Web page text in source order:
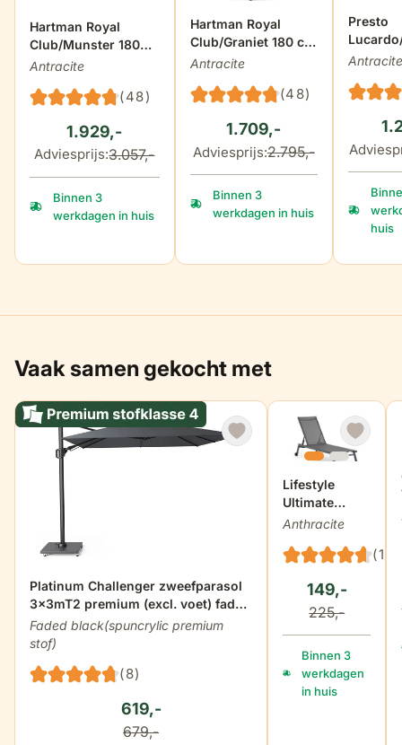
Hartman Royal
Club/Munster 180
cm dining tuinset 5-
Antracite
(48)
De prijs is afhankelijk van de gekozen opties op de
1.929,-
Adviesprijs:3.057,-
Binnen 3
werkdagen in huis
Hartman Royal
Club/Graniet 180 cm
dining tuinset 5-
Antracite
(48)
De prijs is afhankelijk van de
1.709,-
Adviesprijs:2.795,-
Binnen 3
werkdagen in huis
Presto
164 cm
Antracite
De prijs
huis
Vaak samen gekocht met
Platinum Challenger zweefparasol
3x3mT2 premium (excl. voet) faded
black
Faded black(spuncrylic premium
stof)
(8)
619,-
679,-
Lifestyle
Ultimate
ligbed met
Anthracite
(12)
149,-
225,-
Binnen 3
werkdagen
in huis